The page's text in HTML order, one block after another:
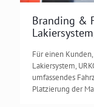
Branding &
Für einen
Lakiersystem,
umfassendes
Platzierung der